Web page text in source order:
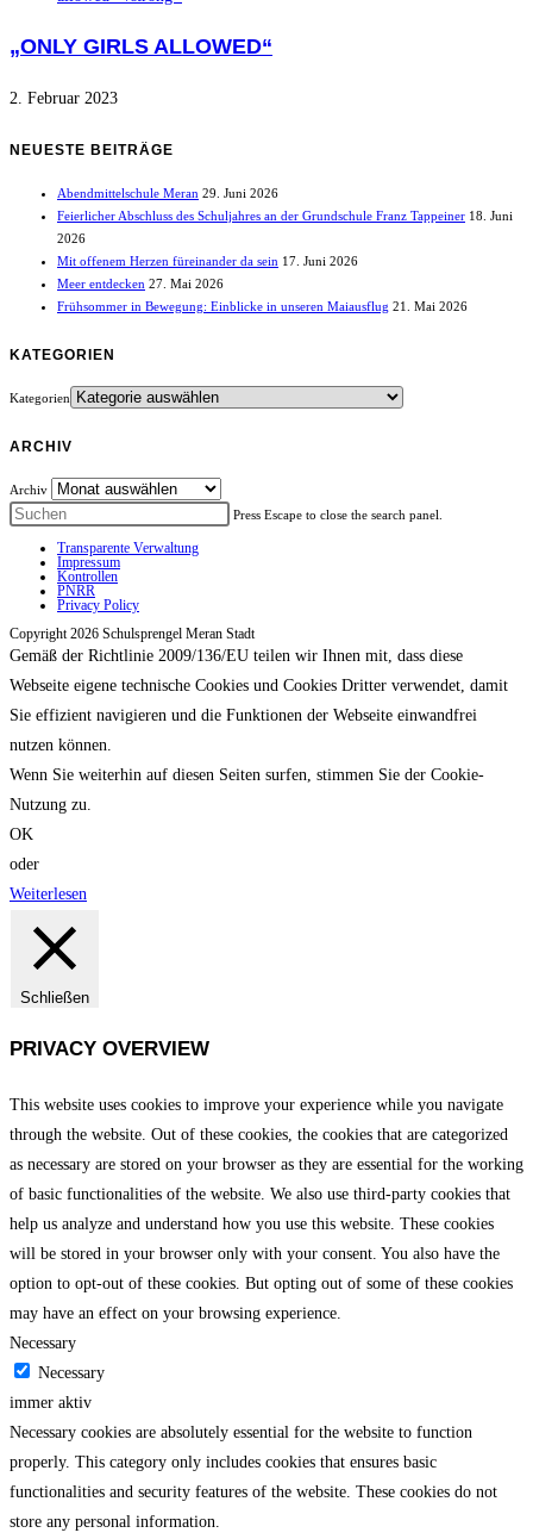
„ONLY GIRLS ALLOWED“
2. Februar 2023
NEUESTE BEITRÄGE
Abendmittelschule Meran 29. Juni 2026
Feierlicher Abschluss des Schuljahres an der Grundschule Franz Tappeiner 18. Juni
2026
Mit offenem Herzen füreinander da sein 17. Juni 2026
Meer entdecken 27. Mai 2026
Frühsommer in Bewegung: Einblicke in unseren Maiausflug 21. Mai 2026
KATEGORIEN
Kategorien
ARCHIV
Archiv
Press Escape to close the search panel.
Transparente Verwaltung
Impressum
Kontrollen
PNRR
Privacy Policy
Copyright 2026 Schulsprengel Meran Stadt
Gemäß der Richtlinie 2009/136/EU teilen wir Ihnen mit, dass diese
Webseite eigene technische Cookies und Cookies Dritter verwendet, damit
Sie effizient navigieren und die Funktionen der Webseite einwandfrei
nutzen können.
Wenn Sie weiterhin auf diesen Seiten surfen, stimmen Sie der Cookie-
Nutzung zu.
OK
oder
Weiterlesen
Schließen
PRIVACY OVERVIEW
This website uses cookies to improve your experience while you navigate
through the website. Out of these cookies, the cookies that are categorized
as necessary are stored on your browser as they are essential for the working
of basic functionalities of the website. We also use third-party cookies that
help us analyze and understand how you use this website. These cookies
will be stored in your browser only with your consent. You also have the
option to opt-out of these cookies. But opting out of some of these cookies
may have an effect on your browsing experience.
Necessary
Necessary
immer aktiv
Necessary cookies are absolutely essential for the website to function
properly. This category only includes cookies that ensures basic
functionalities and security features of the website. These cookies do not
store any personal information.